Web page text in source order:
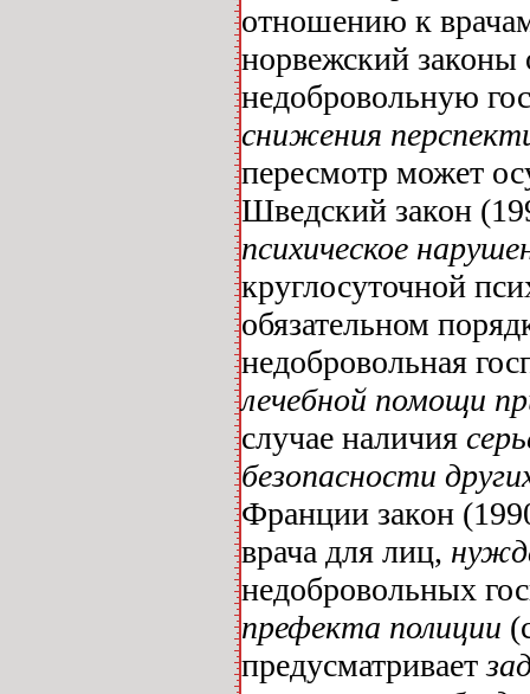
отношению к
норвежский законы
недобровольную
снижения
пересмотр может
Шведский закон
психическое
круглосуточной
обязательном
недобровольная
лечебной помощи
случае наличия
безопасности
Франции закон
врача для лиц,
недобровольных
префекта полиции
предусматривает